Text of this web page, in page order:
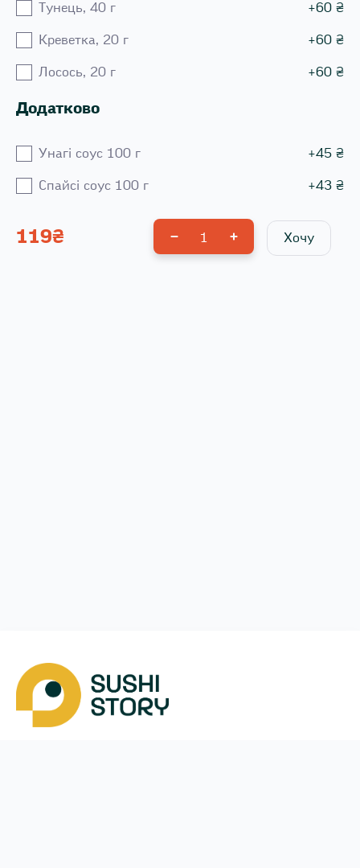
Тунець, 40 г +60 ₴
Креветка, 20 г +60 ₴
Лосось, 20 г +60 ₴
Додатково
Унагі соус 100 г +45 ₴
Спайсі соус 100 г +43 ₴
119₴ 1 Хочу